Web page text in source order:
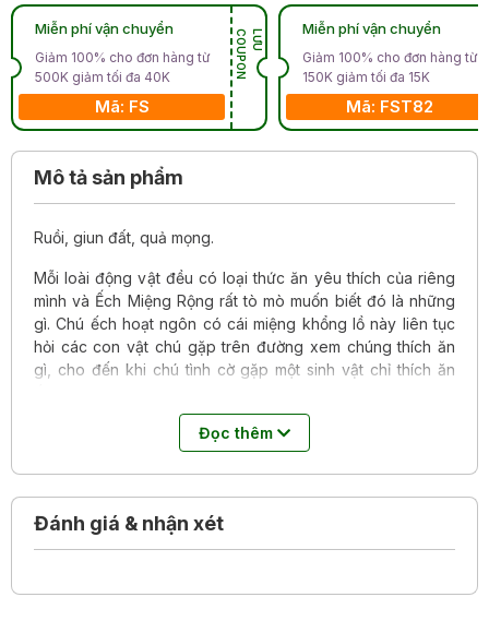
Miễn phí vận chuyển
Giảm 100% cho đơn hàng từ
500K giảm tối đa 40K
Mã: FS
L
Ư
U
C
O
U
P
O
N
Miễn phí vận chuyển
Giảm 100% cho đơn hàng từ
150K giảm tối đa 15K
Mã: FST82
Mô tả sản phẩm
Ruồi, giun đất, quả mọng.
Mỗi loài động vật đều có loại thức ăn yêu thích của riêng
mình và Ếch Miệng Rộng rất tò mò muốn biết đó là những
gì. Chú ếch hoạt ngôn có cái miệng khổng lồ này liên tục
hỏi các con vật chú gặp trên đường xem chúng thích ăn
gì, cho đến khi chú tình cờ gặp một sinh vật chỉ thích ăn
Trẻ nhỏ sẽ cười khúc khích trước sự lặp đi lặp lại ngộ
nghĩnh tuyệt vời trong câu chuyện này, và vô cùng thích
thú khi có thể bắt chước hình dạng miệng của các loài
động vật khác nhau nổi lên từ trang giấy mỗi khi lật giở
sách.
Đọc thêm
Đánh giá & nhận xét